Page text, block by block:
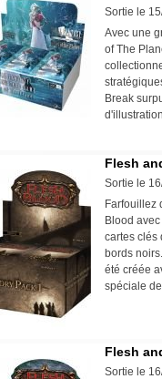
Sortie le
Avec une
of The
Break
Flesh
Sortie le
Farfouillez
Blood
cartes clés
bords
été créée
spéciale
Flesh
Sortie le